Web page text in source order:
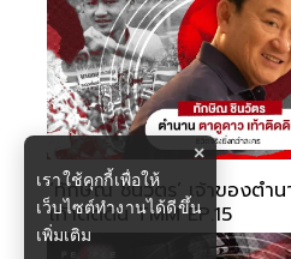
‘ทักษิณ ชินวัตร’ เจ้าของตำ
เท้าติดดิน TMM EP.15
×
เราใช้คุกกี้เพื่อให้
เว็บไซต์ทำงานได้ดีขึ้น
เพิ่มเติม